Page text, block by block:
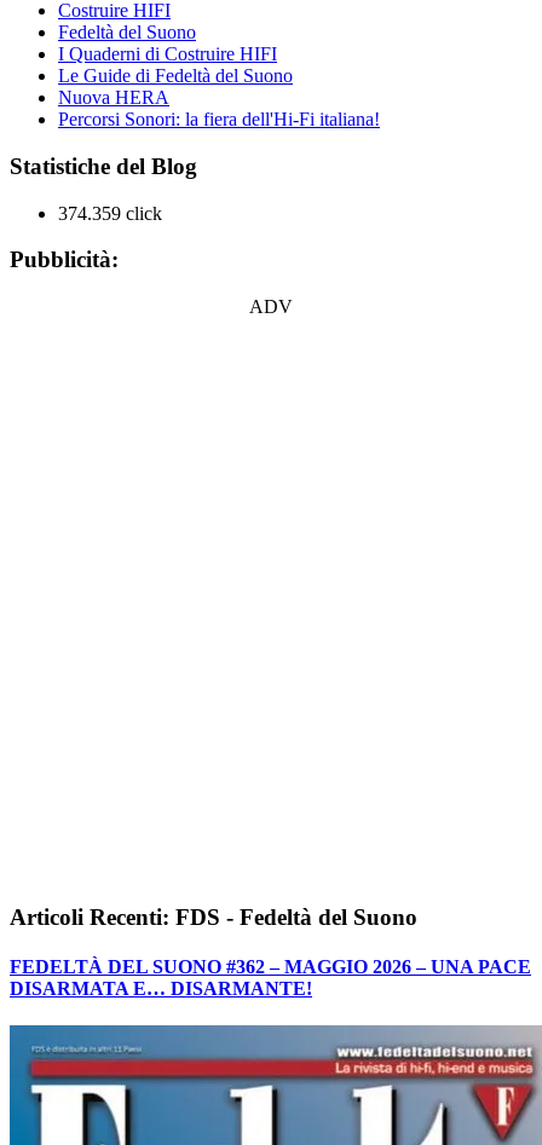
Costruire HIFI
Fedeltà del Suono
I Quaderni di Costruire HIFI
Le Guide di Fedeltà del Suono
Nuova HERA
Percorsi Sonori: la fiera dell'Hi-Fi italiana!
Statistiche del Blog
374.359 click
Pubblicità:
ADV
Articoli Recenti: FDS - Fedeltà del Suono
FEDELTÀ DEL SUONO #362 – MAGGIO 2026 – UNA PACE
DISARMATA E… DISARMANTE!